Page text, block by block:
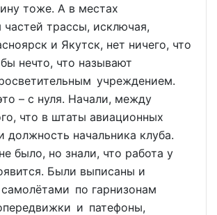
тоже. А в местах
частей трассы, исключая,
и Якутск, нет ничего, что
нечто, что называют
учреждением.
– с нуля. Начали, между
что в штаты авиационных
должность начальника клуба.
было, но знали, что работа у
Были выписаны и
по гарнизонам
и патефоны,